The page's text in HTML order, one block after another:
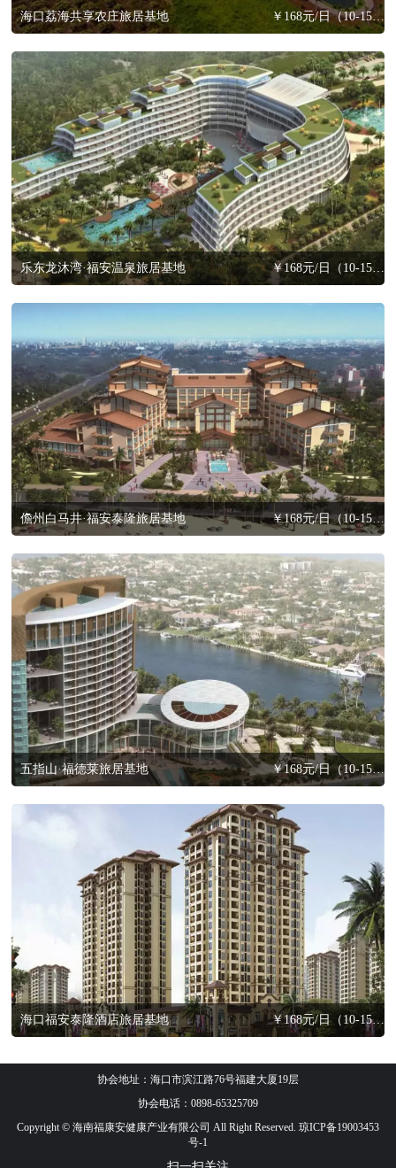
海口荔海共享农庄旅居基地 ￥168元/日（10-15天以内，含三餐）
乐东龙沐湾·福安温泉旅居基地 ￥168元/日（10-15天以内，含三餐）
儋州白马井·福安泰隆旅居基地 ￥168元/日（10-15天以内，含三餐）
五指山·福德莱旅居基地 ￥168元/日（10-15天以内，含三餐）
海口福安泰隆酒店旅居基地 ￥168元/日（10-15天以内，含三餐）
协会地址：海口市滨江路76号福建大厦19层
协会电话：0898-65325709
Copyright © 海南福康安健康产业有限公司 All Right Reserved. 琼ICP备19003453
号-1